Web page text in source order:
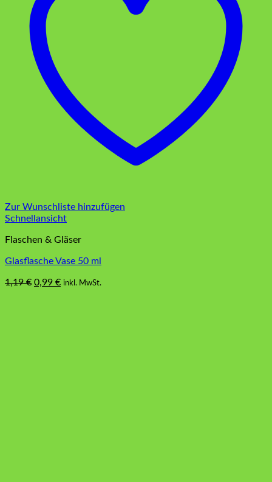
Zur Wunschliste hinzufügen
Schnellansicht
Flaschen & Gläser
Glasflasche Vase 50 ml
1,19€ Ursprünglicher
0,99 €Aktueller
inkl. MwSt.